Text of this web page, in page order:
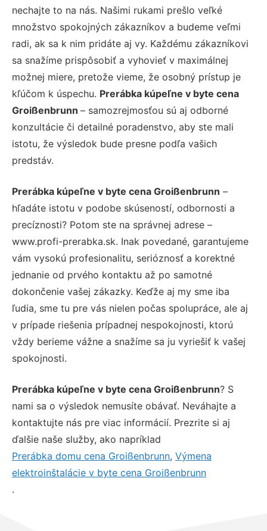
nechajte to na nás. Našimi rukami prešlo veľké
množstvo spokojných zákazníkov a budeme veľmi
radi, ak sa k nim pridáte aj vy. Každému zákazníkovi
sa snažíme prispôsobiť a vyhovieť v maximálnej
možnej miere, pretože vieme, že osobný prístup je
kľúčom k úspechu. Prerábka kúpeľne v byte cena
Groißenbrunn – samozrejmosťou sú aj odborné
konzultácie či detailné poradenstvo, aby ste mali
istotu, že výsledok bude presne podľa vašich
predstáv.
Prerábka kúpeľne v byte cena Groißenbrunn –
hľadáte istotu v podobe skúseností, odbornosti a
precíznosti? Potom ste na správnej adrese –
www.profi-prerabka.sk. Inak povedané, garantujeme
vám vysokú profesionalitu, serióznosť a korektné
jednanie od prvého kontaktu až po samotné
dokončenie vašej zákazky. Keďže aj my sme iba
ľudia, sme tu pre vás nielen počas spolupráce, ale aj
v prípade riešenia prípadnej nespokojnosti, ktorú
vždy berieme vážne a snažíme sa ju vyriešiť k vašej
spokojnosti.
Prerábka kúpeľne v byte cena Groißenbrunn? S
nami sa o výsledok nemusíte obávať. Neváhajte a
kontaktujte nás pre viac informácií. Prezrite si aj
ďalšie naše služby, ako napríklad
Prerábka domu cena Groißenbrunn, Výmena
elektroinštalácie v byte cena Groißenbrunn
.